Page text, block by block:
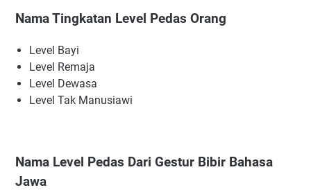
Nama Tingkatan Level Pedas Orang
Level Bayi
Level Remaja
Level Dewasa
Level Tak Manusiawi
Nama Level Pedas Dari Gestur Bibir Bahasa
Jawa